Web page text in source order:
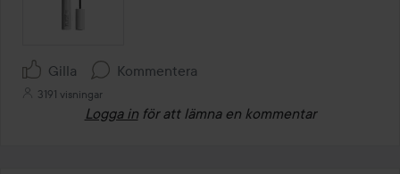
Gilla Kommentera
3191 visningar
Logga in för att lämna en kommentar